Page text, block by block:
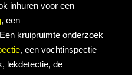
inhuren voor een
, een
kruipruimte onderzoek
, een vochtinspectie
lekdetectie, de